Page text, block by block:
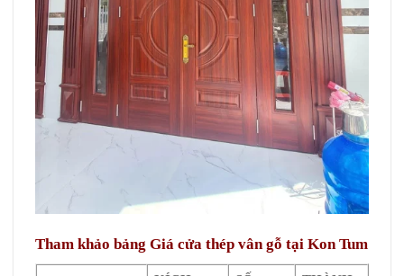
Tham khảo bảng Giá cửa thép vân gỗ tại Kon Tum